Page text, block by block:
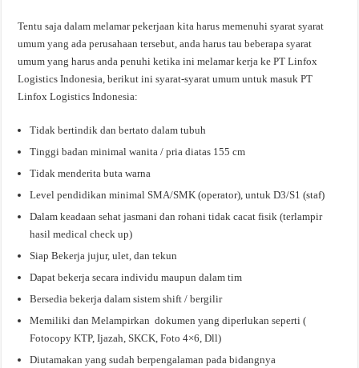
Tentu saja dalam melamar pekerjaan kita harus memenuhi syarat syarat
umum yang ada perusahaan tersebut, anda harus tau beberapa syarat
umum yang harus anda penuhi ketika ini melamar kerja ke PT Linfox
Logistics Indonesia, berikut ini syarat-syarat umum untuk masuk PT
Linfox Logistics Indonesia:
Tidak bertindik dan bertato dalam tubuh
Tinggi badan minimal wanita / pria diatas 155 cm
Tidak menderita buta warna
Level pendidikan minimal SMA/SMK (operator), untuk D3/S1 (staf)
Dalam keadaan sehat jasmani dan rohani tidak cacat fisik (terlampir
hasil medical check up)
Siap Bekerja jujur, ulet, dan tekun
Dapat bekerja secara individu maupun dalam tim
Bersedia bekerja dalam sistem shift / bergilir
Memiliki dan Melampirkan dokumen yang diperlukan seperti (
Fotocopy KTP, Ijazah, SKCK, Foto 4×6, Dll)
Diutamakan yang sudah berpengalaman pada bidangnya